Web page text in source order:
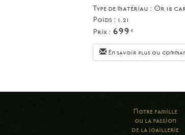
Type de matériau : Or 18
Poids : 1.21
Prix : 699 €
En savoir plus ou
Notre famille
ou la passion
de la joaillerie